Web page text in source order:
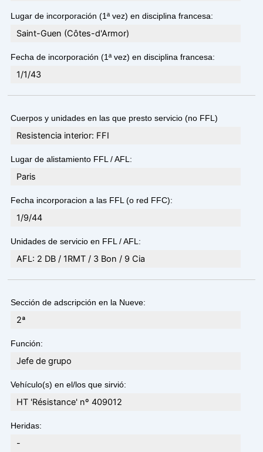
Lugar de incorporación (1ª vez) en disciplina francesa:
Saint-Guen (Côtes-d'Armor)
Fecha de incorporación (1ª vez) en disciplina francesa:
1/1/43
Cuerpos y unidades en las que presto servicio (no FFL)
Resistencia interior: FFI
Lugar de alistamiento FFL / AFL:
Paris
Fecha incorporacion a las FFL (o red FFC):
1/9/44
Unidades de servicio en FFL / AFL:
AFL: 2 DB / 1RMT / 3 Bon / 9 Cia
Sección de adscripción en la Nueve:
2ª
Función:
Jefe de grupo
Vehículo(s) en el/los que sirvió:
HT 'Résistance' nº 409012
Heridas:
-